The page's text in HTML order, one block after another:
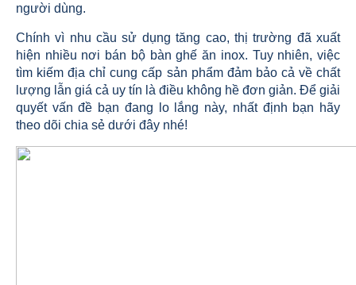
người dùng.
Chính vì nhu cầu sử dụng tăng cao, thị trường đã xuất
hiện nhiều nơi bán bộ bàn ghế ăn inox. Tuy nhiên, việc
tìm kiếm địa chỉ cung cấp sản phẩm đảm bảo cả về chất
lượng lẫn giá cả uy tín là điều không hề đơn giản. Để giải
quyết vấn đề bạn đang lo lắng này, nhất định bạn hãy
theo dõi chia sẻ dưới đây nhé!